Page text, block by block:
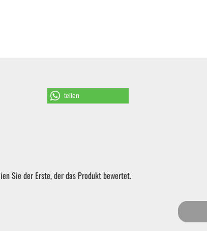
teilen
Sie der Erste, der das Produkt bewertet.